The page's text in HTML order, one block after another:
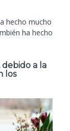
hecho mucho
ha hecho
a la
los